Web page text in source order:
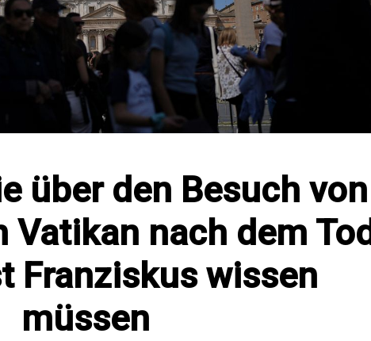
über den Besuch von
Vatikan nach dem Tod
Franziskus wissen
müssen